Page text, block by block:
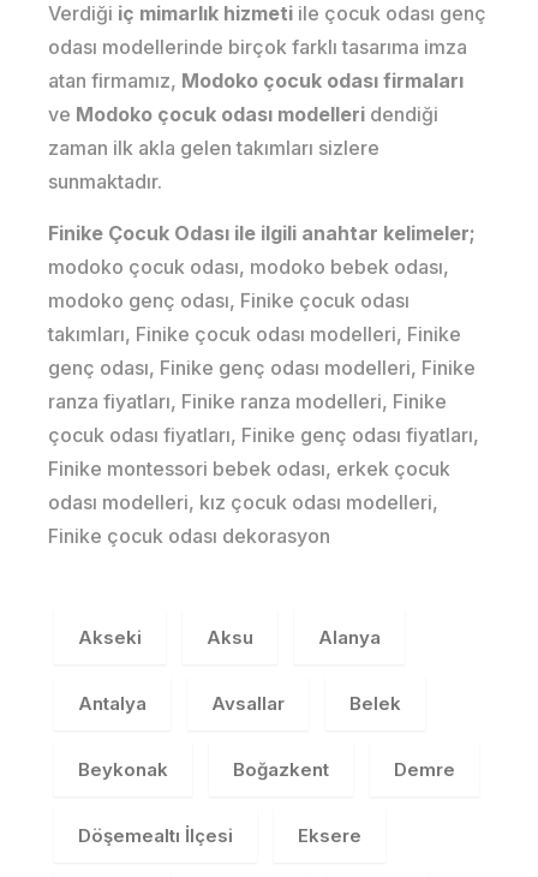
Verdiği iç mimarlık hizmeti ile çocuk odası genç
odası modellerinde birçok farklı tasarıma imza
atan firmamız, Modoko çocuk odası firmaları
ve Modoko çocuk odası modelleri dendiği
zaman ilk akla gelen takımları sizlere
sunmaktadır.
Finike Çocuk Odası ile ilgili anahtar kelimeler;
modoko çocuk odası, modoko bebek odası,
modoko genç odası, Finike çocuk odası
takımları, Finike çocuk odası modelleri, Finike
genç odası, Finike genç odası modelleri, Finike
ranza fiyatları, Finike ranza modelleri, Finike
çocuk odası fiyatları, Finike genç odası fiyatları,
Finike montessori bebek odası, erkek çocuk
odası modelleri, kız çocuk odası modelleri,
Finike çocuk odası dekorasyon
Akseki Aksu Alanya
Antalya Avsallar Belek
Beykonak Boğazkent Demre
Döşemealtı İlçesi Eksere